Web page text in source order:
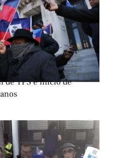
de TPS e inicio de